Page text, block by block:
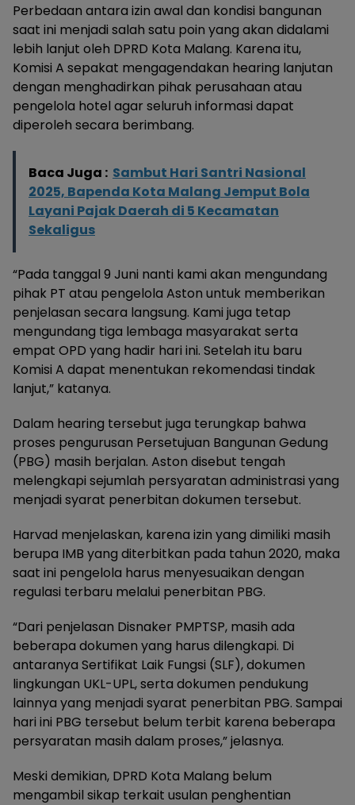
Perbedaan antara izin awal dan kondisi bangunan
saat ini menjadi salah satu poin yang akan didalami
lebih lanjut oleh DPRD Kota Malang. Karena itu,
Komisi A sepakat mengagendakan hearing lanjutan
dengan menghadirkan pihak perusahaan atau
pengelola hotel agar seluruh informasi dapat
diperoleh secara berimbang.
Baca Juga : Sambut Hari Santri Nasional
2025, Bapenda Kota Malang Jemput Bola
Layani Pajak Daerah di 5 Kecamatan
Sekaligus
“Pada tanggal 9 Juni nanti kami akan mengundang
pihak PT atau pengelola Aston untuk memberikan
penjelasan secara langsung. Kami juga tetap
mengundang tiga lembaga masyarakat serta
empat OPD yang hadir hari ini. Setelah itu baru
Komisi A dapat menentukan rekomendasi tindak
lanjut,” katanya.
Dalam hearing tersebut juga terungkap bahwa
proses pengurusan Persetujuan Bangunan Gedung
(PBG) masih berjalan. Aston disebut tengah
melengkapi sejumlah persyaratan administrasi yang
menjadi syarat penerbitan dokumen tersebut.
Harvad menjelaskan, karena izin yang dimiliki masih
berupa IMB yang diterbitkan pada tahun 2020, maka
saat ini pengelola harus menyesuaikan dengan
regulasi terbaru melalui penerbitan PBG.
“Dari penjelasan Disnaker PMPTSP, masih ada
beberapa dokumen yang harus dilengkapi. Di
antaranya Sertifikat Laik Fungsi (SLF), dokumen
lingkungan UKL-UPL, serta dokumen pendukung
lainnya yang menjadi syarat penerbitan PBG. Sampai
hari ini PBG tersebut belum terbit karena beberapa
persyaratan masih dalam proses,” jelasnya.
Meski demikian, DPRD Kota Malang belum
mengambil sikap terkait usulan penghentian